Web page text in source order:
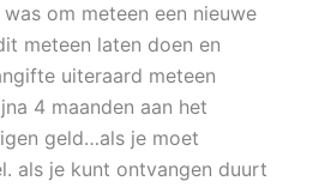
om meteen een nieuwe
meteen laten doen en
uiteraard meteen
4 maanden aan het
geld…als je moet
als je kunt ontvangen duurt